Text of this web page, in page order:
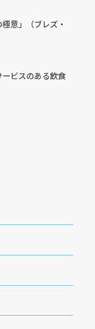
意」（ブレズ・
ビスのある飲食